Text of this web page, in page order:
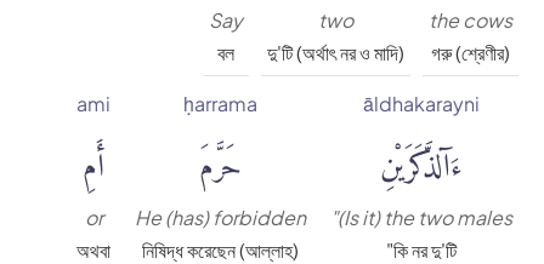
the cows
গরু (শ্রেণীর)
two
দু'টি (অর্থাৎ নর ও মাদি)
Say
বল
āldhakarayni
ءَآلذَّكَرَيْنِ
"(Is it) the two males
"কি নর দু'টি
ḥarrama
حَرَّمَ
He (has) forbidden
নিষিদ্ধ করেছেন (আল্লাহ)
ami
أَمِ
or
অথবা